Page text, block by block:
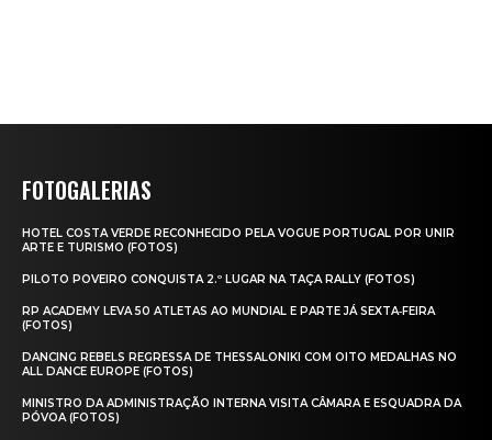
FOTOGALERIAS
HOTEL COSTA VERDE RECONHECIDO PELA VOGUE PORTUGAL POR UNIR
ARTE E TURISMO (FOTOS)
PILOTO POVEIRO CONQUISTA 2.º LUGAR NA TAÇA RALLY (FOTOS)
RP ACADEMY LEVA 50 ATLETAS AO MUNDIAL E PARTE JÁ SEXTA‑FEIRA
(FOTOS)
DANCING REBELS REGRESSA DE THESSALONIKI COM OITO MEDALHAS NO
ALL DANCE EUROPE (FOTOS)
MINISTRO DA ADMINISTRAÇÃO INTERNA VISITA CÂMARA E ESQUADRA DA
PÓVOA (FOTOS)